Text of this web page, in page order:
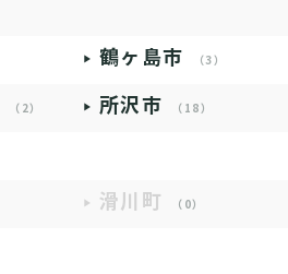
鶴ヶ島市 （3）
（2） 所沢市 （18）
滑川町 （0）